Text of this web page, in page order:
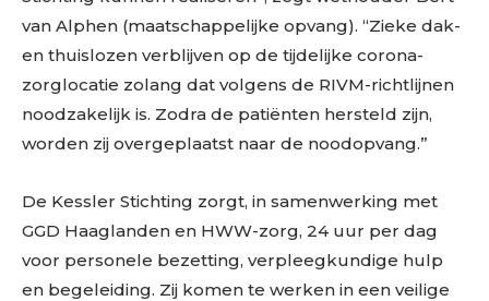
van Alphen (maatschappelijke opvang). “Zieke dak-
en thuislozen verblijven op de tijdelijke corona-
zorglocatie zolang dat volgens de RIVM-richtlijnen
noodzakelijk is. Zodra de patiënten hersteld zijn,
worden zij overgeplaatst naar de noodopvang.”
De Kessler Stichting zorgt, in samenwerking met
GGD Haaglanden en HWW-zorg, 24 uur per dag
voor personele bezetting, verpleegkundige hulp
en begeleiding. Zij komen te werken in een veilige